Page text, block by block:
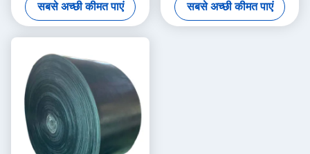
सबसे अच्छी कीमत पाएं सबसे अच्छी कीमत पाएं